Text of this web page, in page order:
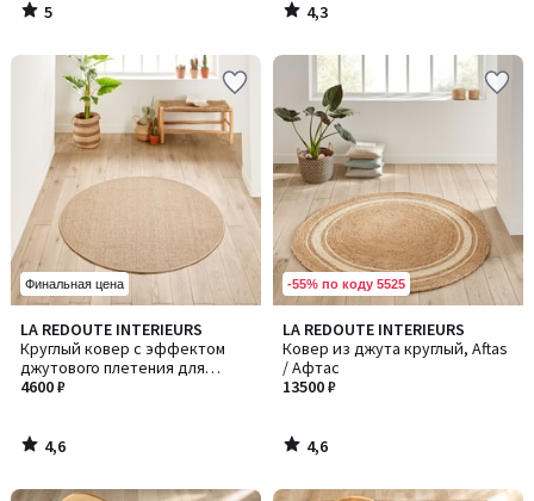
5
/
4,3
/
Финальная цена
LA REDOUTE INTERIEURS
Круглый ковер с эффектом
джутового плетения для
внутренних помещений и
4600 ₽
4,6
/ 5
4,6
/
-55% по коду 5525
LA REDOUTE INTERIEURS
Ковер из джута круглый, Aftas
/ Афтас
13500 ₽
4,6
/ 5
4,6
/